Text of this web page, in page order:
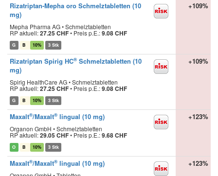
Rizatriptan-Mepha oro Schmelztabletten (10
mg)
Mepha Pharma AG • Schmelztabletten
RP aktuell:27.25 CHF• Preis p.E.:9.08 CHF
G B 10% 3 Stk
+109%
Rizatriptan Spirig HC® Schmelztabletten (10
mg)
Spirig HealthCare AG • Schmelztabletten
RP aktuell:27.25 CHF• Preis p.E.:9.08 CHF
G B 10% 3 Stk
+109%
Maxalt®/Maxalt® lingual (10 mg)
Organon GmbH • Schmelztabletten
RP aktuell:29.05 CHF• Preis p.E.:9.68 CHF
O B 10% 3 Stk
+123%
Maxalt®/Maxalt® lingual (10 mg) +123%